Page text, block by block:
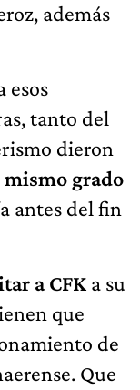
además
esos
tanto del
dieron
grado
antes del fin
a CFK a su
que
de
Que